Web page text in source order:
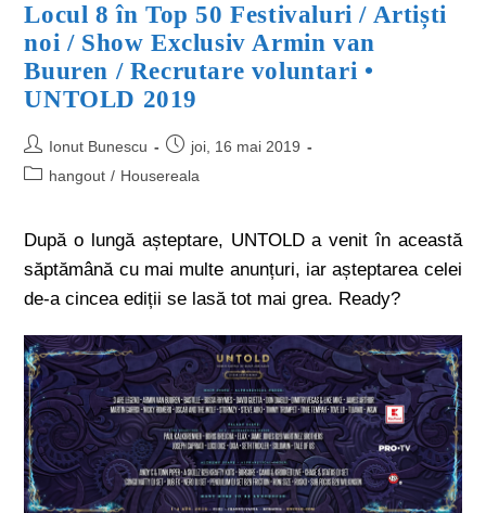
Locul 8 în Top 50 Festivaluri / Artiști
noi / Show Exclusiv Armin van
Buuren / Recrutare voluntari •
UNTOLD 2019
Ionut Bunescu
joi, 16 mai 2019
hangout / Housereala
După o lungă așteptare, UNTOLD a venit în această
săptămână cu mai multe anunțuri, iar așteptarea celei
de-a cincea ediții se lasă tot mai grea. Ready?